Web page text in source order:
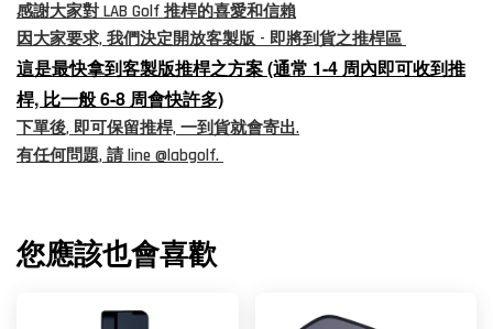
感謝大家對 LAB Golf 推桿的喜愛和信賴
因大家要求, 我們決定開放客製版 - 即將到貨之推桿區
這是最快拿到客製版推桿之方案 (通常 1-4 周內即可收到推
桿, 比一般 6-8 周會快許多)
下單後, 即可保留推桿, 一到貨就會寄出.
有任何問題, 請 line @labgolf.
您應該也會喜歡